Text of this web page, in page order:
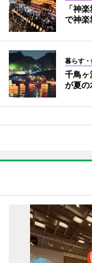
「神
で神楽
暮らす・
千鳥
が夏の